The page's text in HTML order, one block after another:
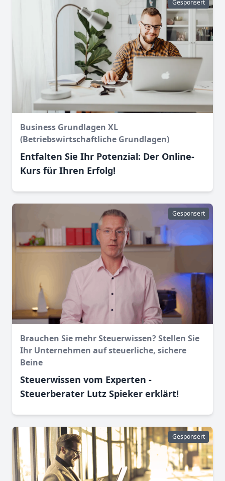
Gesponsert
Business Grundlagen XL
(Betriebswirtschaftliche Grundlagen)
Entfalten Sie Ihr Potenzial: Der Online-
Kurs für Ihren Erfolg!
Gesponsert
Brauchen Sie mehr Steuerwissen? Stellen Sie
Ihr Unternehmen auf steuerliche, sichere
Beine
Steuerwissen vom Experten -
Steuerberater Lutz Spieker erklärt!
Gesponsert